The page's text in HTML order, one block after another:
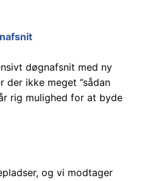
døgnafsnit med ny
der ikke meget ”sådan
rig mulighed for at byde
og vi modtager